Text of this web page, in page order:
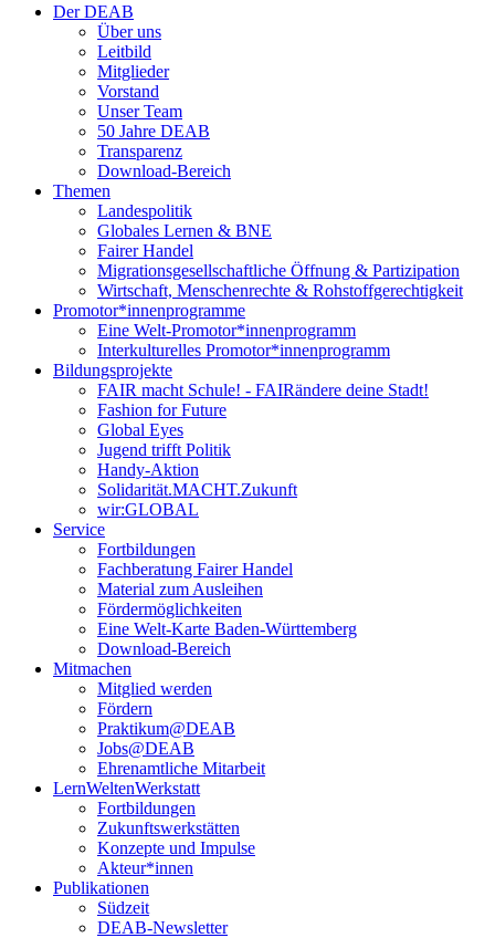
Der DEAB
Über uns
Leitbild
Mitglieder
Vorstand
Unser Team
50 Jahre DEAB
Transparenz
Download-Bereich
Themen
Landespolitik
Globales Lernen & BNE
Fairer Handel
Migrationsgesellschaftliche Öffnung & Partizipation
Wirtschaft, Menschenrechte & Rohstoffgerechtigkeit
Promotor*innen­programme
Eine Welt-Promotor*innenprogramm
Interkulturelles Promotor*innenprogramm
Bildungsprojekte
FAIR macht Schule! - FAIRändere deine Stadt!
Fashion for Future
Global Eyes
Jugend trifft Politik
Handy-Aktion
Solidarität.MACHT.Zukunft
wir:GLOBAL
Service
Fortbildungen
Fachberatung Fairer Handel
Material zum Ausleihen
Fördermöglichkeiten
Eine Welt-Karte Baden-Württemberg
Download-Bereich
Mitmachen
Mitglied werden
Fördern
Praktikum@DEAB
Jobs@DEAB
Ehrenamtliche Mitarbeit
LernWeltenWerkstatt
Fortbildungen
Zukunftswerkstätten
Konzepte und Impulse
Akteur*innen
Publikationen
Südzeit
DEAB-Newsletter